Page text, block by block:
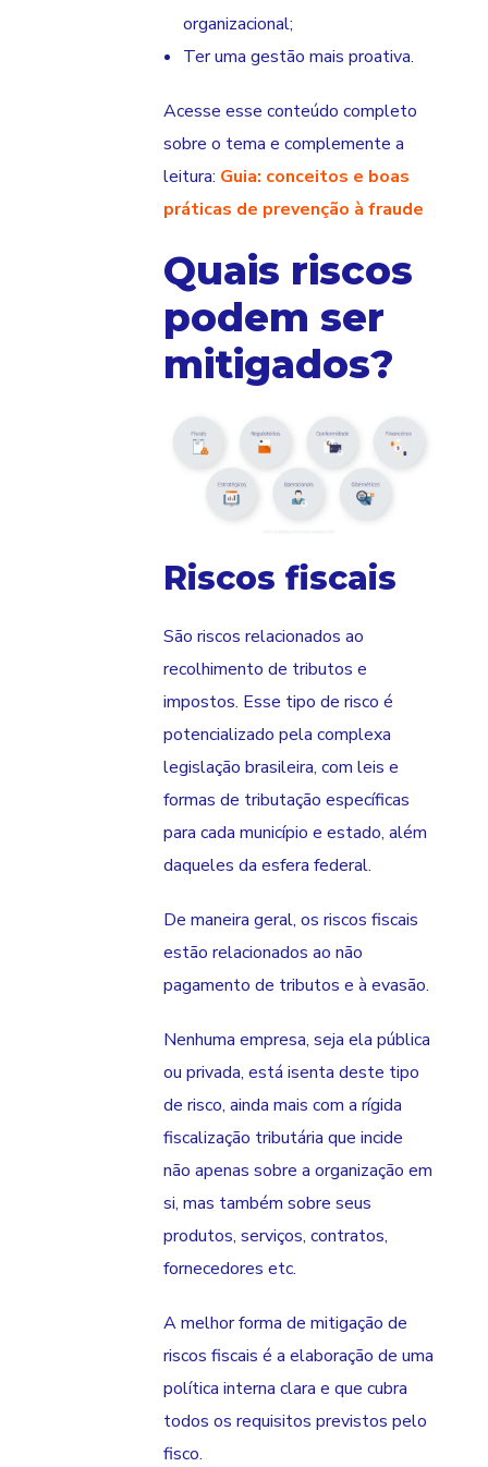
organizacional;
Ter uma gestão mais proativa.
Acesse esse conteúdo completo
sobre o tema e complemente a
leitura: Guia: conceitos e boas
práticas de prevenção à fraude
Quais riscos
podem ser
mitigados?
Riscos fiscais
São riscos relacionados ao
recolhimento de tributos e
impostos. Esse tipo de risco é
potencializado pela complexa
legislação brasileira, com leis e
formas de tributação específicas
para cada município e estado, além
daqueles da esfera federal.
De maneira geral, os riscos fiscais
estão relacionados ao não
pagamento de tributos e à evasão.
Nenhuma empresa, seja ela pública
ou privada, está isenta deste tipo
de risco, ainda mais com a rígida
fiscalização tributária que incide
não apenas sobre a organização em
si, mas também sobre seus
produtos, serviços, contratos,
fornecedores etc.
A melhor forma de mitigação de
riscos fiscais é a elaboração de uma
política interna clara e que cubra
todos os requisitos previstos pelo
fisco.